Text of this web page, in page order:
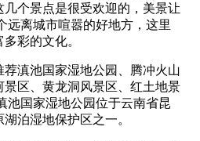
个景点是很受欢迎的，美景让
远离城市喧嚣的好地方，这里
彩的文化。
滇池国家湿地公园、腾冲火山
区、黄龙洞风景区、红土地景
池国家湿地公园位于云南省昆
泊湿地保护区之一。